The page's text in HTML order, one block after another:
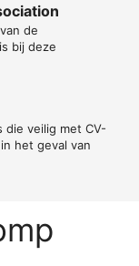
de
bij deze
die veilig met CV-
het geval van